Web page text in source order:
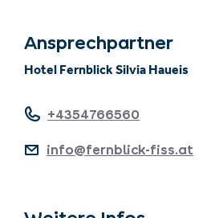
Ansprechpartner
Hotel Fernblick Silvia Haueis
+4354766560
info@fernblick-fiss.at